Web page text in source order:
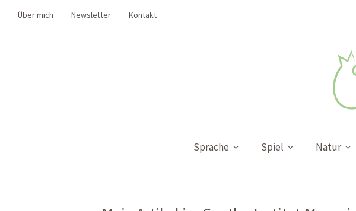
Über mich Newsletter Kontakt
Sprache Spiel Natur